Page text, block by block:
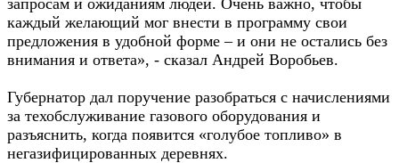
запросам и ожиданиям людей. Очень важно, чтобы
каждый желающий мог внести в программу свои
предложения в удобной форме – и они не остались без
внимания и ответа», - сказал Андрей Воробьев.
Губернатор дал поручение разобраться с начислениями
за техобслуживание газового оборудования и
разъяснить, когда появится «голубое топливо» в
негазифицированных деревнях.